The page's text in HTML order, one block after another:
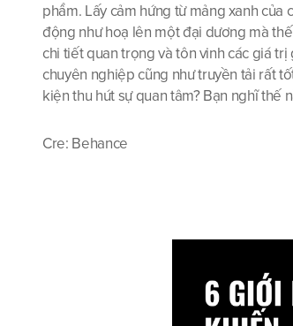
phẩm. Lấy cảm hứng từ mảng xanh
động như hoạ lên một đại dương mà
chi tiết quan trọng và tôn vinh các giá
chuyên nghiệp cũng như truyền tải rất
kiện thu hút sự quan tâm? Bạn nghĩ thế
Cre: Behance